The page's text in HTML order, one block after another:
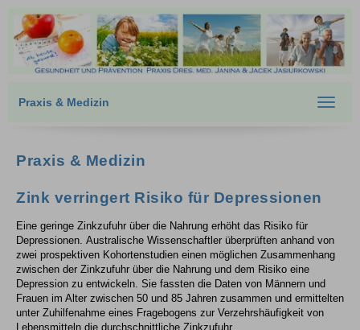
Praxis & Medizin
Toggle
Praxis & Medizin
Zink verringert Risiko für Depressionen
Eine geringe Zinkzufuhr über die Nahrung erhöht das Risiko für
Depressionen. Australische Wissenschaftler überprüften anhand von
zwei prospektiven Kohortenstudien einen möglichen Zusammenhang
zwischen der Zinkzufuhr über die Nahrung und dem Risiko eine
Depression zu entwickeln. Sie fassten die Daten von Männern und
Frauen im Alter zwischen 50 und 85 Jahren zusammen und ermittelten
unter Zuhilfenahme eines Fragebogens zur Verzehrshäufigkeit von
Lebensmitteln die durchschnittliche Zinkzufuhr.